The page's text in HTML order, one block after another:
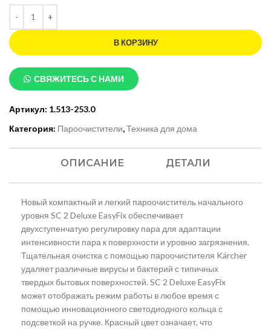
В КОРЗИНУ
СВЯЖИТЕСЬ С НАМИ
Артикул: 1.513-253.0
Категория: Пароочистители,Техника для дома
ОПИСАНИЕ ДЕТАЛИ
Новый компактный и легкий пароочиститель начального
уровня SC 2 Deluxe EasyFix обеспечивает
двухступенчатую регулировку пара для адаптации
интенсивности пара к поверхности и уровню загрязнения.
Тщательная очистка с помощью пароочистителя Kärcher
удаляет различные вирусы и бактерий с типичных
твердых бытовых поверхностей. SC 2 Deluxe EasyFix
может отображать режим работы в любое время с
помощью инновационного светодиодного кольца с
подсветкой на ручке. Красный цвет означает, что